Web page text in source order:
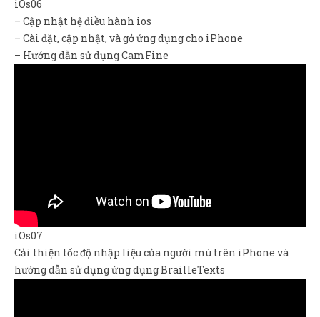
iOs06
– Cập nhật hệ điều hành ios
– Cài đặt, cập nhật, và gở ứng dụng cho iPhone
– Hướng dẫn sử dụng CamFine
iOs07
Cải thiện tốc độ nhập liệu của người mù trên iPhone và
hướng dẫn sử dụng ứng dụng BrailleTexts